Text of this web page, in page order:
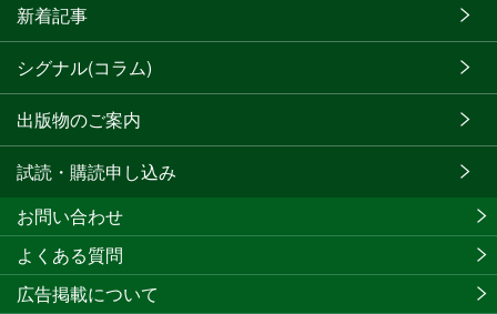
新着記事
シグナル(コラム)
出版物のご案内
試読・購読申し込み
お問い合わせ
よくある質問
広告掲載について